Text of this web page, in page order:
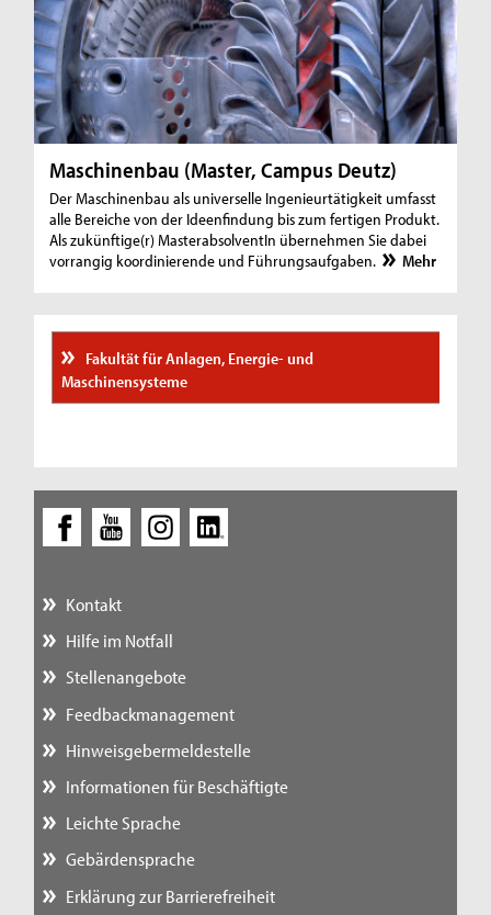
Maschinenbau (Master, Campus Deutz)
Der Maschinenbau als universelle Ingenieurtätigkeit umfasst
alle Bereiche von der Ideenfindung bis zum fertigen Produkt.
Als zukünftige(r) MasterabsolventIn übernehmen Sie dabei
vorrangig koordinierende und Führungsaufgaben.
Mehr
Fakultät für Anlagen, Energie- und
Maschinensysteme
Kontakt
Hilfe im Notfall
Stellenangebote
Feedbackmanagement
Hinweisgebermeldestelle
Informationen für Beschäftigte
Leichte Sprache
Gebärdensprache
Erklärung zur Barrierefreiheit